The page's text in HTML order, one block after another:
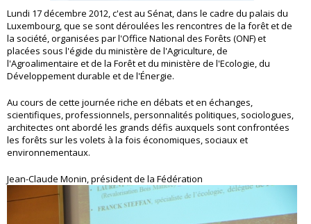
Lundi 17 décembre 2012, c'est au Sénat, dans le cadre du palais du
Luxembourg, que se sont déroulées les rencontres de la forêt et de
la société, organisées par l'Office National des Forêts (ONF) et
placées sous l'égide du ministère de l'Agriculture, de
l'Agroalimentaire et de la Forêt et du ministère de l'Ecologie, du
Développement durable et de l'Énergie.
Au cours de cette journée riche en débats et en échanges,
scientifiques, professionnels, personnalités politiques, sociologues,
architectes ont abordé les grands défis auxquels sont confrontées
les forêts sur les volets à la fois économiques, sociaux et
environnementaux.
Jean-Claude Monin, président de la Fédération